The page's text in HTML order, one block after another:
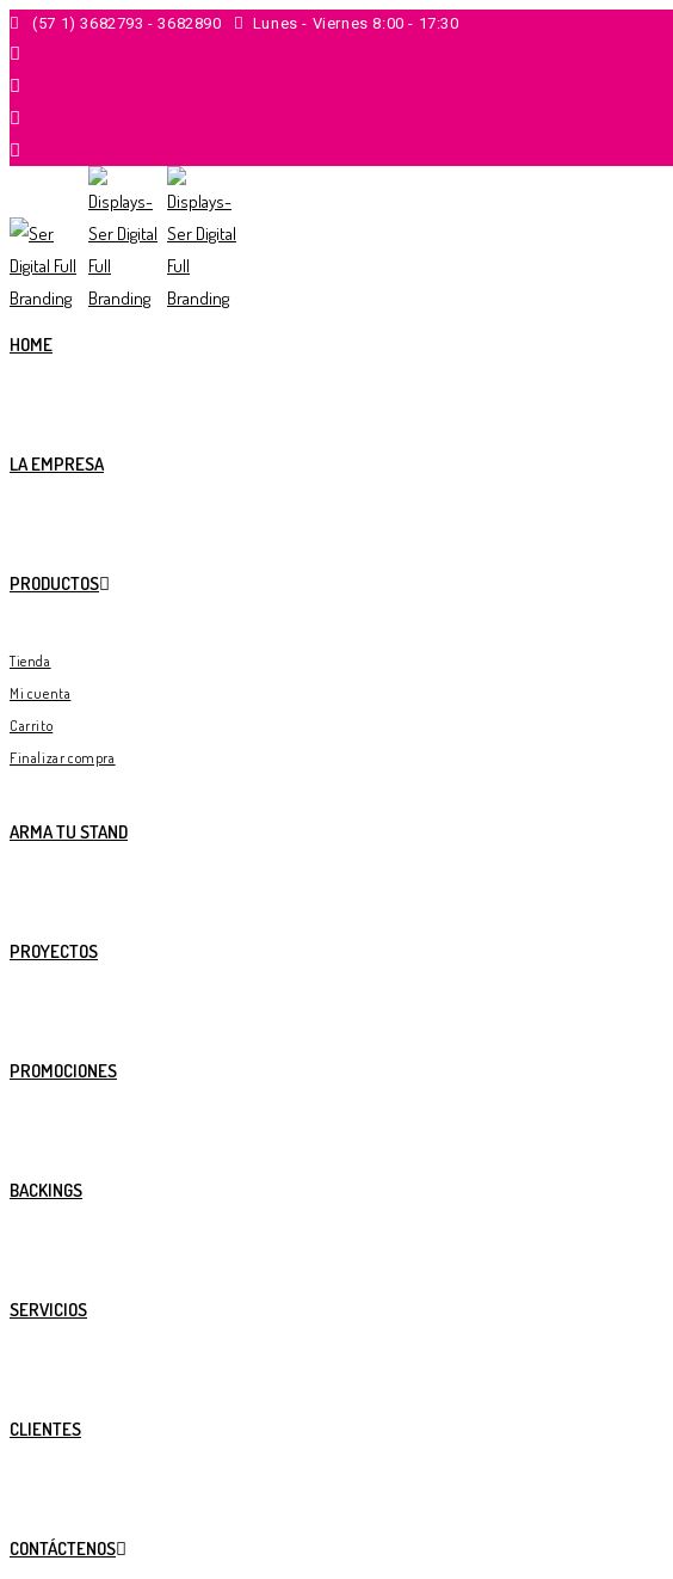
Ir
al
contenido
(57 1) 3682793 - 3682890 Lunes - Viernes 8:00 - 17:30
HOME
LA EMPRESA
PRODUCTOS
Tienda
Mi cuenta
Carrito
Finalizar compra
ARMA TU STAND
PROYECTOS
PROMOCIONES
BACKINGS
SERVICIOS
CLIENTES
CONTÁCTENOS